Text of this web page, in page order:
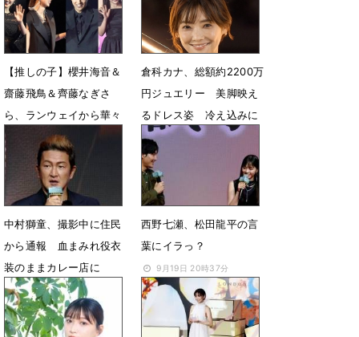
5月1日 06時42分 3月19日 12時00分
【推しの子】櫻井海音＆
齋藤飛鳥＆齊藤なぎさ
ら、ランウェイから華々
しく登場
11月18日 07時32分
倉科カナ、総額約2200万
円ジュエリー 美脚映え
るドレス姿 冷え込みに
「寒いですね～」
10月31日 07時34分
中村獅童、撮影中に住民
から通報 血まみれ役衣
装のままカレー店に
9月20日 08時35分
西野七瀬、松田龍平の言
葉にイラっ？
9月19日 20時37分